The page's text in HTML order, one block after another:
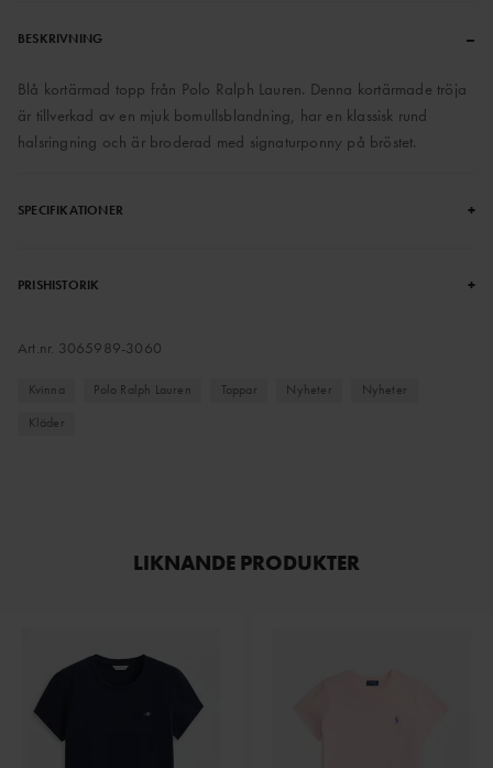
BESKRIVNING –
Blå kortärmad topp från Polo Ralph Lauren. Denna kortärmade tröja
är tillverkad av en mjuk bomullsblandning, har en klassisk rund
halsringning och är broderad med signaturponny på bröstet.
SPECIFIKATIONER +
PRISHISTORIK +
Art.nr. 3065989-3060
Kvinna Polo Ralph Lauren Toppar Nyheter
Nyheter
Kläder
LIKNANDE PRODUKTER